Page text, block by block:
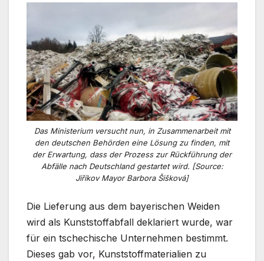
Das Ministerium versucht nun, in Zusammenarbeit mit
den deutschen Behörden eine Lösung zu finden, mit
der Erwartung, dass der Prozess zur Rückführung der
Abfälle nach Deutschland gestartet wird. [Source:
Jiříkov Mayor Barbora Šišková]
Die Lieferung aus dem bayerischen Weiden
wird als Kunststoffabfall deklariert wurde, war
für ein tschechische Unternehmen bestimmt.
Dieses gab vor, Kunststoffmaterialien zu